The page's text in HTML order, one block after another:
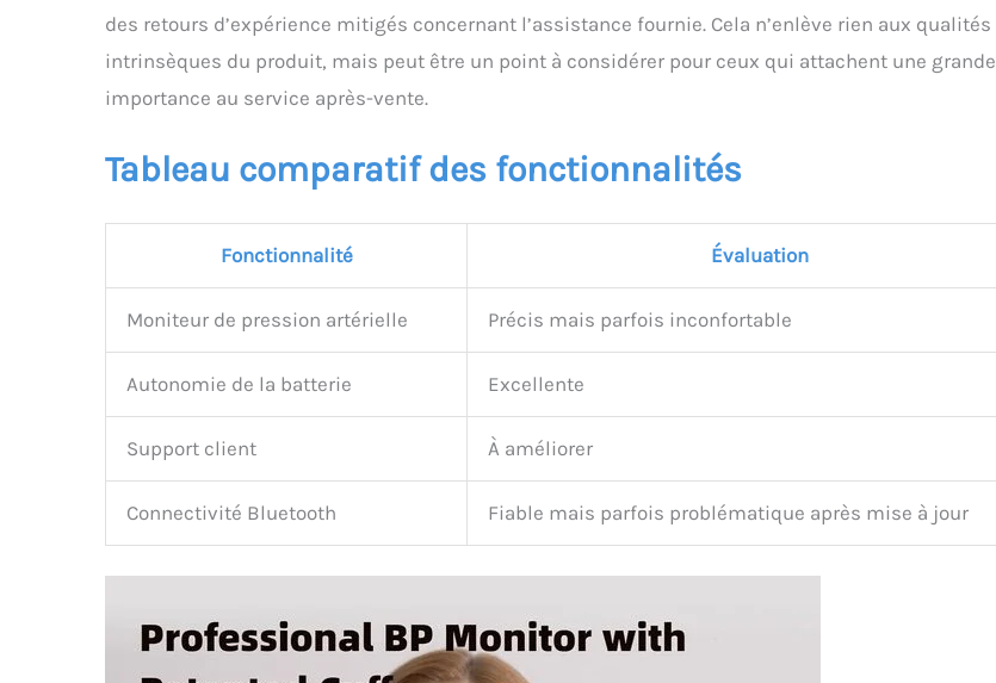
des retours d’expérience mitigés concernant l’assistance fournie. Cela n’enlève rien aux qualités
intrinsèques du produit, mais peut être un point à considérer pour ceux qui attachent une grande
importance au service après-vente.
Tableau comparatif des fonctionnalités
Fonctionnalité Évaluation
Moniteur de pression artérielle Précis mais parfois inconfortable
Autonomie de la batterie Excellente
Support client À améliorer
Connectivité Bluetooth Fiable mais parfois problématique après mise à jour